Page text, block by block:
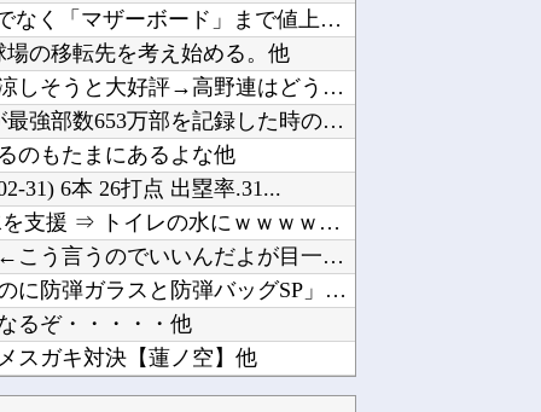
【悲報】生成AI、メモリやSSDだけでなく「マザーボード」まで値上げさせてしまいそう他
の移転先を考え始める。他
【朗報】青森山田のユニフォームが涼しそうと大好評→高野連はどう出るｗｗｗ他
【衝撃】100万部を切ったジャンプが最強部数653万部を記録した時の週刊少年ジャンプの面子...
のもたまにあるよな他
31) 6本 26打点 出塁率.31...
【ニュース】 韓国が熊本被災地に水を支援 ⇒ トイレの水にｗｗｗｗｗｗｗ他
【画像】令和最新版の宇垣美里さん←こう言うのでいいんだよが目一杯詰まってると話題にw w ...
【速報】パさん「平和を願う式典なのに防弾ガラスと防弾バッグSP」安倍元首相の悲劇や石破前首...
るぞ・・・・・他
スガキ対決【蓮ノ空】他
は3〜5年です他